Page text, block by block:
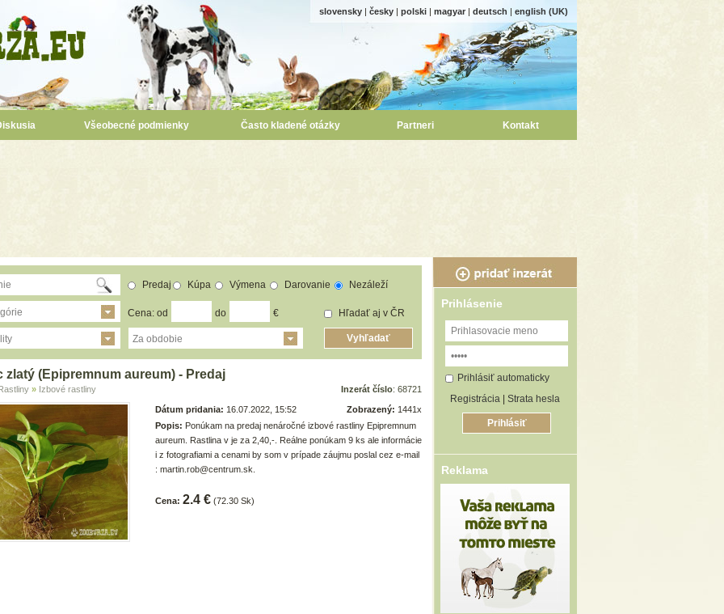
slovensky | česky | polski | magyar | deutsch | english (UK)
Všeobecné podmienky Často kladené otázky Partneri Kontakt
Predaj Kúpa Výmena Darovanie Nezáleží
Cena: od do €
Za obdobie
Hľadať aj v ČR
zlatý (Epipremnum aureum) - Predaj
» Izbové rastliny Inzerát číslo: 68721
Dátum pridania: 16.07.2022, 15:52 Zobrazený: 1441x
Popis: Ponúkam na predaj nenáročné izbové rastliny Epipremnum
aureum. Rastlina v je za 2,40,-. Reálne ponúkam 9 ks ale informácie
i z fotografiami a cenami by som v prípade záujmu poslal cez e-mail
: martin.rob@centrum.sk.
Cena: 2.4 € (72.30 Sk)
Prihlásenie
Prihlásiť automaticky
Registrácia
Strata hesla
Reklama